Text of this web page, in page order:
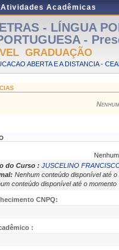
Acadêmicas
- LÍNGUA
-
GRADUAÇÃO
ABERTA E A DISTANCIA -
do Curso : JUSCELINO
Nenhum conteúdo disponível até o
conteúdo disponível até o momento
CNPQ:
: